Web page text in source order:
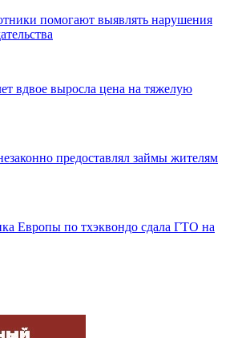
помогают выявлять нарушения
вдвое выросла цена на тяжелую
предоставлял займы жителям
Европы по тхэквондо сдала ГТО на